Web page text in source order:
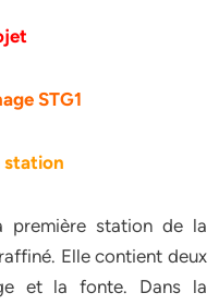
STG1
station
première station de la
Elle contient deux
et la fonte. Dans la